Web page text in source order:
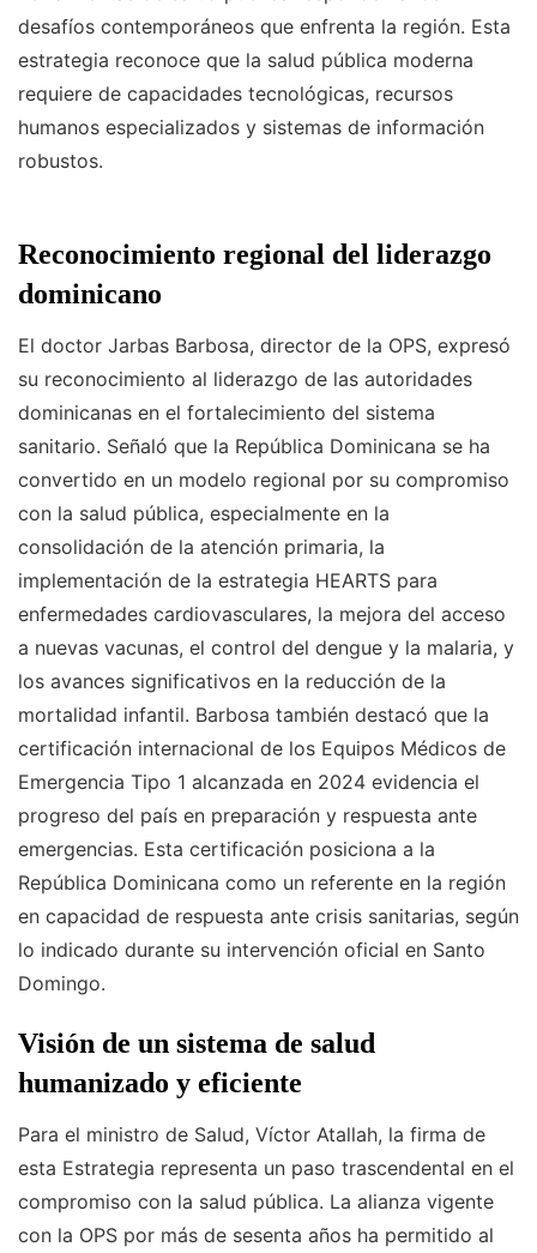
desafíos contemporáneos que enfrenta la región. Esta
estrategia reconoce que la salud pública moderna
requiere de capacidades tecnológicas, recursos
humanos especializados y sistemas de información
robustos.
Reconocimiento regional del liderazgo
dominicano
El doctor Jarbas Barbosa, director de la OPS, expresó
su reconocimiento al liderazgo de las autoridades
dominicanas en el fortalecimiento del sistema
sanitario. Señaló que la República Dominicana se ha
convertido en un modelo regional por su compromiso
con la salud pública, especialmente en la
consolidación de la atención primaria, la
implementación de la estrategia HEARTS para
enfermedades cardiovasculares, la mejora del acceso
a nuevas vacunas, el control del dengue y la malaria, y
los avances significativos en la reducción de la
mortalidad infantil. Barbosa también destacó que la
certificación internacional de los Equipos Médicos de
Emergencia Tipo 1 alcanzada en 2024 evidencia el
progreso del país en preparación y respuesta ante
emergencias. Esta certificación posiciona a la
República Dominicana como un referente en la región
en capacidad de respuesta ante crisis sanitarias, según
lo indicado durante su intervención oficial en Santo
Domingo.
Visión de un sistema de salud
humanizado y eficiente
Para el ministro de Salud, Víctor Atallah, la firma de
esta Estrategia representa un paso trascendental en el
compromiso con la salud pública. La alianza vigente
con la OPS por más de sesenta años ha permitido al